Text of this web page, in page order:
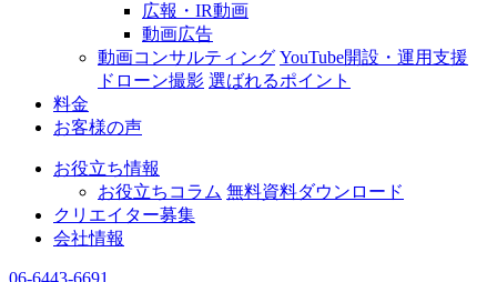
広報・IR動画
動画広告
動画コンサルティング YouTube開設・運用支援
ドローン撮影 選ばれるポイント
料金
お客様の声
お役立ち情報
お役立ちコラム 無料資料ダウンロード
クリエイター募集
会社情報
06-6443-6691